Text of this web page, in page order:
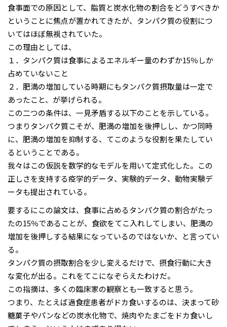
食事面での原因として、脂質と炭水化物の割合をどうすべきか
ということに焦点が置かれてきたが、タンパク質の役割につ
いてはほぼ無視されていた。
この理由としては、
１．タンパク質は食事によるエネルギー量のわずか15％しか
占めていないこと
２．肥満の増加している時期にもタンパク質摂取量は一定で
あったこと、が挙げられる。
この二つの条件は、一見矛盾する以下のことを示している。
つまりタンパク質こそが、肥満の増加を後押しし、かつ同時
に、肥満の増加を抑制する、てこのような役割を果たしてい
るということである。
我々はこの仮説を数学的なモデルを用いて定式化した。この
正しさを支持する疫学的データ、実験的データ、動物実験デ
ータも提出されている。
要するにこの論文は、食事に占めるタンパク質の割合がたっ
たの15％であることが、食欲をてこ入れしてしまい、肥満の
増加を後押しする結果になっているのではないか、と言ってい
る。
タンパク質の摂取割合を少し変えるだけで、摂食行動に大き
な変化が出る。これをてこになぞらえたわけだ。
この指摘は、多くの臨床家の観察とも一致すると思う。
つまり、たとえば過食症患者がドカ食いするのは、決まって砂
糖菓子やパンなどの炭水化物で、焼肉やたまごをドカ食いし